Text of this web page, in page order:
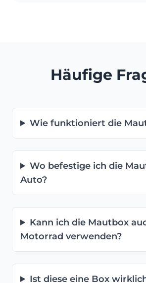
Häufige
Wie funktioniert die
Wo befestige ich die
Auto?
Kann ich die Mautbox
Motorrad verwenden?
Ist diese eine Box